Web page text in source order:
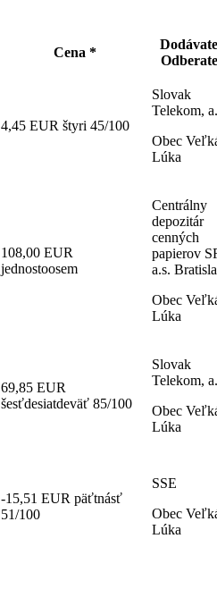
Cena *
4,45 EUR štyri 45/100
Slovak
Telekom,
Obec
Lúka
108,00 EUR
jednostoosem
Centrálny
depozitár
cenných
papierov
a.s.
Obec
Lúka
69,85 EUR
šesťdesiatdeväť 85/100
Slovak
Telekom,
Obec
Lúka
-15,51 EUR päťtnásť
51/100
SSE
Obec
Lúka